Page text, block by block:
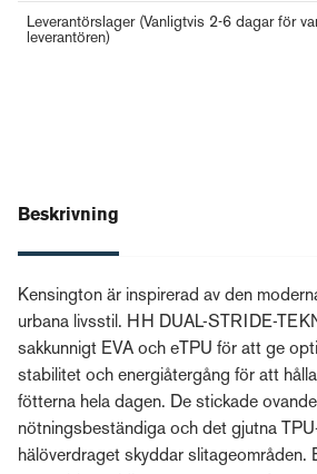
Leverantörslager (Vanligtvis 2-6 dagar för
leverantören)
Beskrivning
Kensington är inspirerad av den
urbana livsstil. HH DUAL-STRIDE-
sakkunnigt EVA och eTPU för att ge
stabilitet och energiåtergång för att
fötterna hela dagen. De stickade
nötningsbeständiga och det gjutna
hälöverdraget skyddar